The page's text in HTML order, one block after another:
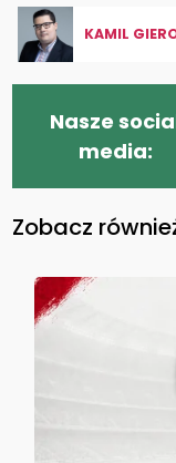
KAMIL
Nasze
media:
Zobacz